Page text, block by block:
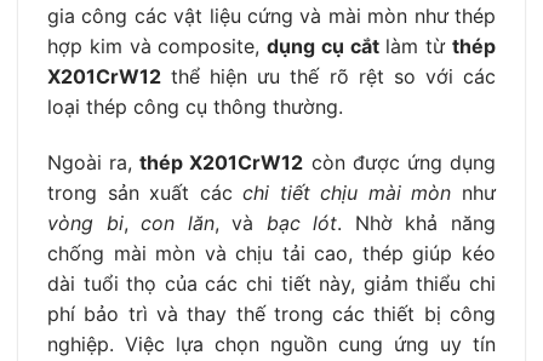
gia công các vật liệu cứng và mài mòn như thép
hợp kim và composite,dụng cụ cắtlàm từthép
X201CrW12 thể hiện ưu thế rõ rệt so với các
loại thép công cụ thông thường.
Ngoài ra,thép X201CrW12 còn được ứng dụng
trong sản xuất cácchi tiết chịu mài mòn như
vòng bi,con lăn, và bạc lót. Nhờ khả năng
chống mài mòn và chịu tải cao, thép giúp kéo
dài tuổi thọ của các chi tiết này, giảm thiểu chi
phí bảo trì và thay thế trong các thiết bị công
nghiệp. Việc lựa chọn nguồn cung ứng uy tín